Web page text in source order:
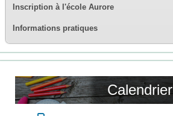
Inscription à l'école Aurore
Informations pratiques
Calendrier